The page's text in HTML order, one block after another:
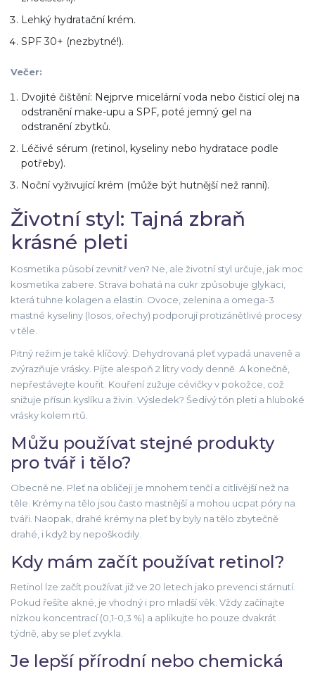
Lehký hydratační krém.
SPF 30+ (nezbytné!).
Večer:
Dvojité čištění: Nejprve micelární voda nebo čisticí olej na
odstranění make-upu a SPF, poté jemný gel na
odstranění zbytků.
Léčivé sérum (retinol, kyseliny nebo hydratace podle
potřeby).
Noční vyživující krém (může být hutnější než ranní).
Životní styl: Tajná zbraň
krásné pleti
Kosmetika působí zevnitř ven? Ne, ale životní styl určuje, jak moc
kosmetika zabere. Strava bohatá na cukr způsobuje glykaci,
která tuhne kolagen a elastin. Ovoce, zelenina a omega-3
mastné kyseliny (losos, ořechy) podporují protizánětlivé procesy
v těle.
Pitný režim je také klíčový. Dehydrovaná pleť vypadá unaveně a
zvýrazňuje vrásky. Pijte alespoň 2 litry vody denně. A konečně,
nepřestávejte kouřit. Kouření zužuje cévičky v pokožce, což
snižuje přísun kyslíku a živin. Výsledek? Šedivý tón pleti a hluboké
vrásky kolem rtů.
Můžu používat stejné produkty
pro tvář i tělo?
Obecně ne. Pleť na obličeji je mnohem tenčí a citlivější než na
těle. Krémy na tělo jsou často mastnější a mohou ucpat póry na
tváři. Naopak, drahé krémy na pleť by byly na tělo zbytečně
drahé, i když by nepoškodily.
Kdy mám začít používat retinol?
Retinol lze začít používat již ve 20 letech jako prevenci stárnutí.
Pokud řešíte akné, je vhodný i pro mladší věk. Vždy začínajte
nízkou koncentrací (0,1-0,3 %) a aplikujte ho pouze dvakrát
týdně, aby se pleť zvykla.
Je lepší přírodní nebo chemická